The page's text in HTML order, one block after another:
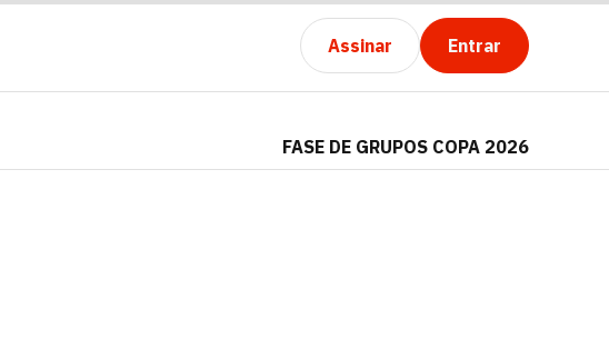
Assinar Entrar
FASE DE GRUPOS COPA 2026